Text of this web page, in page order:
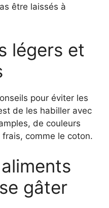
être laissés à
légers et
pour éviter les
de les habiller avec
de couleurs
comme le coton.
gâter